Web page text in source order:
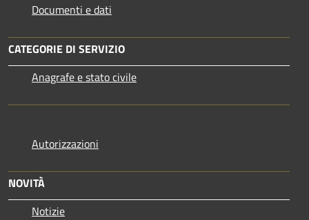
Documenti e dati
CATEGORIE DI SERVIZIO
Anagrafe e stato civile
Autorizzazioni
NOVITÀ
Notizie